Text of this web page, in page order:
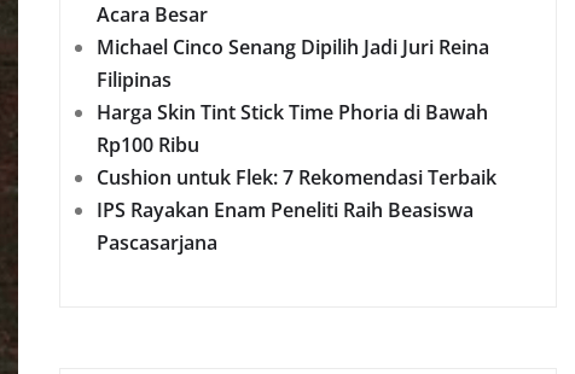
Acara Besar
Michael Cinco Senang Dipilih Jadi Juri Reina
Filipinas
Harga Skin Tint Stick Time Phoria di Bawah
Rp100 Ribu
Cushion untuk Flek: 7 Rekomendasi Terbaik
IPS Rayakan Enam Peneliti Raih Beasiswa
Pascasarjana